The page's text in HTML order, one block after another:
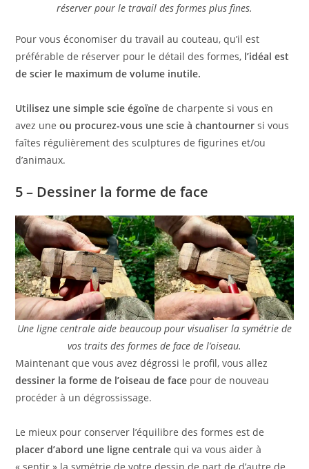
réserver pour le travail des formes plus fines.
Pour vous économiser du travail au couteau, qu’il est
préférable de réserver pour le détail des formes, l’idéal est
de scier le maximum de volume inutile.
Utilisez une simple scie égoïne de charpente si vous en
avez uneou procurez-vous une scie à chantourner si vous
faîtes régulièrement des sculptures de figurines et/ou
d’animaux.
5 – Dessiner la forme de face
Une ligne centrale aide beaucoup pour visualiser la symétrie de
vos traits des formes de face de l’oiseau.
Maintenant que vous avez dégrossi le profil, vous allez
dessiner la forme de l’oiseau de face pour de nouveau
procéder à un dégrossissage.
Le mieux pour conserver l’équilibre des formes est de
placer d’abord une ligne centralequi va vous aider à